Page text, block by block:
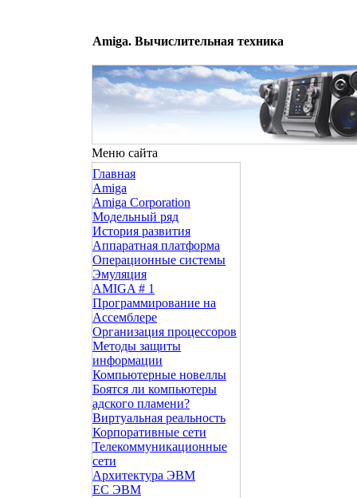
Amiga. Вычислительная техника
Меню сайта
Главная
Amiga
Amiga Corporation
Модельный ряд
История развития
Аппаратная платформа
Операционные системы
Эмуляция
AMIGA # 1
Программирование на
Ассемблере
Организация процессоров
Методы защиты
информации
Компьютерные новеллы
Боятся ли компьютеры
адского пламени?
Виртуальная реальность
Корпоративные сети
Телекоммуникационные
сети
Архитектура ЭВМ
ЕС ЭВМ